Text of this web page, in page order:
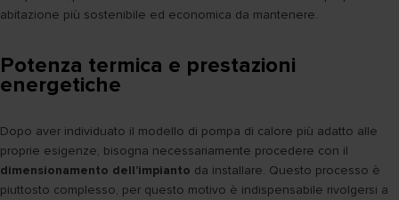
abitazione più sostenibile ed economica da mantenere.
Potenza termica e prestazioni
energetiche
Dopo aver individuato il modello di pompa di calore più adatto alle
proprie esigenze, bisogna necessariamente procedere con il
dimensionamento dell’impianto da installare. Questo processo è
piuttosto complesso, per questo motivo è indispensabile rivolgersi a